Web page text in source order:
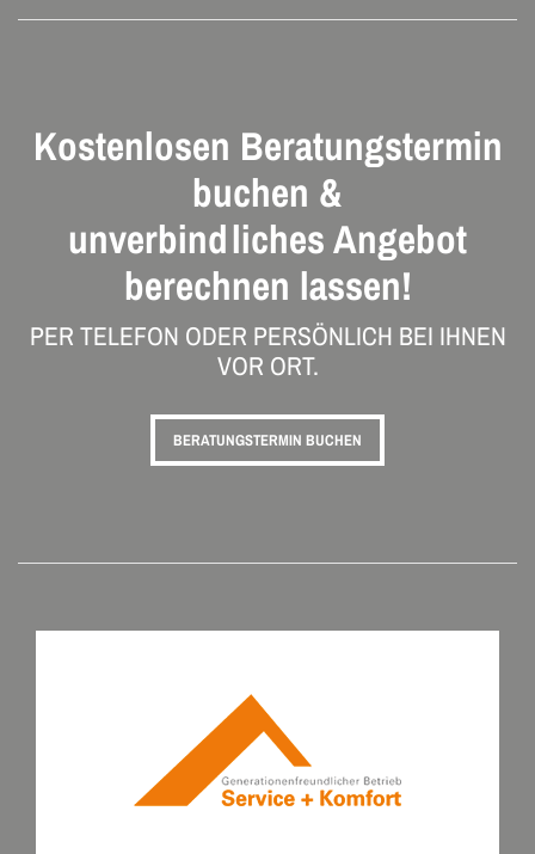
Kostenlosen Beratungstermin
buchen &
unverbindliches Angebot
berechnen lassen!
PER TELEFON ODER PERSÖNLICH BEI IHNEN
VOR ORT.
BERATUNGSTERMIN BUCHEN